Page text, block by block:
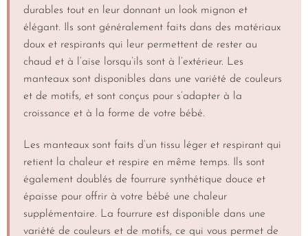
durables tout en leur donnant un look mignon et
élégant. Ils sont généralement faits dans des matériaux
doux et respirants qui leur permettent de rester au
chaud et à l’aise lorsqu’ils sont à l’extérieur. Les
manteaux sont disponibles dans une variété de couleurs
et de motifs, et sont conçus pour s’adapter à la
croissance et à la forme de votre bébé.
Les manteaux sont faits d’un tissu léger et respirant qui
retient la chaleur et respire en même temps. Ils sont
également doublés de fourrure synthétique douce et
épaisse pour offrir à votre bébé une chaleur
supplémentaire. La fourrure est disponible dans une
variété de couleurs et de motifs, ce qui vous permet de